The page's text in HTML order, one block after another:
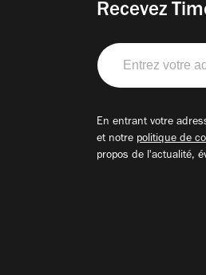
Recevez
Entrez
votre
adresse
En entrant votre
et notre politique de
propos de l'actualité,